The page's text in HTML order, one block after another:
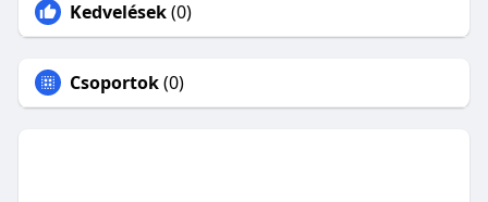
Kedvelések(0)
Csoportok(0)